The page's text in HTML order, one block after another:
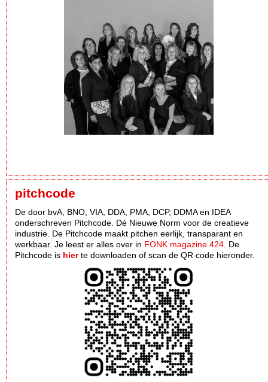
pitchcode
De door bvA, BNO, VIA, DDA, PMA, DCP, DDMA en IDEA
onderschreven Pitchcode. Dè Nieuwe Norm voor de creatieve
industrie. De Pitchcode maakt pitchen eerlijk, transparant en
werkbaar. Je leest er alles over in FONK magazine 424 . De
Pitchcode is hierte downloaden of scan de QR code hieronder.